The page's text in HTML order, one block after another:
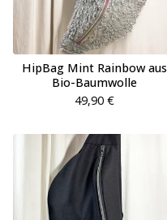
HipBag Mint Rainbow aus
Bio-Baumwolle
49,90 €